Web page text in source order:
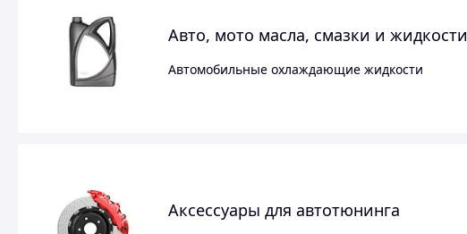
Авто, мото масла, смазки и жидкости
Автомобильные охлаждающие жидкости
Аксессуары для автотюнинга